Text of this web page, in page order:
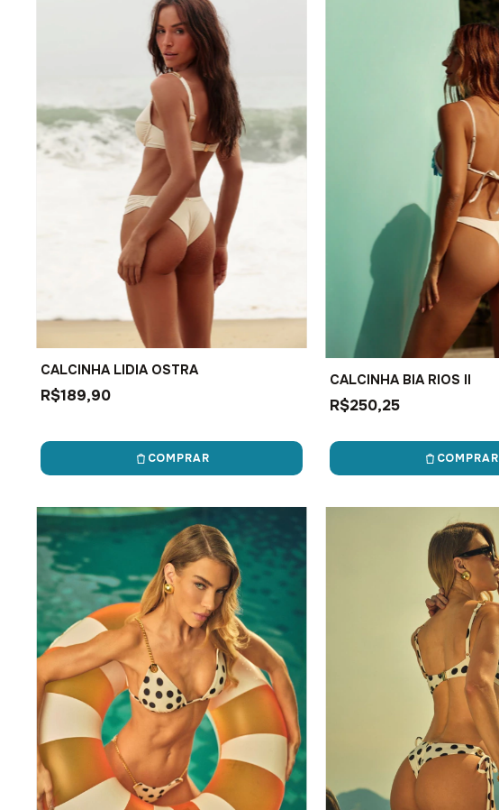
CALCINHA LIDIA OSTRA
R$189,90
COMPRAR
CALCINHA BIA RIOS II
R$250,25
COMPRAR